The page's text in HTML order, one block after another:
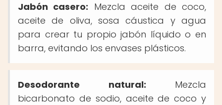
Jabón casero: Mezcla aceite de coco,
aceite de oliva, sosa cáustica y agua
para crear tu propio jabón líquido o en
barra, evitando los envases plásticos.
Desodorante natural: Mezcla
bicarbonato de sodio, aceite de coco y